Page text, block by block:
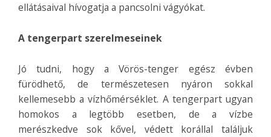
ellátásaival hívogatja a pancsolni vágyókat.
A tengerpart szerelmeseinek
Jó tudni, hogy a Vörös-tenger egész évben
fürödhető, de természetesen nyáron sokkal
kellemesebb a vízhőmérséklet. A tengerpart ugyan
homokos a legtöbb esetben, de a vízbe
merészkedve sok kővel, védett korállal találjuk